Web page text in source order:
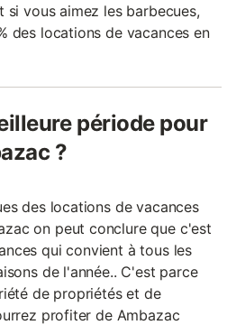
vous aimez les barbecues,
des locations de vacances en
période pour
?
des locations de vacances
on peut conclure que c'est
qui convient à tous les
de l'année.. C'est parce
de propriétés et de
profiter de Ambazac